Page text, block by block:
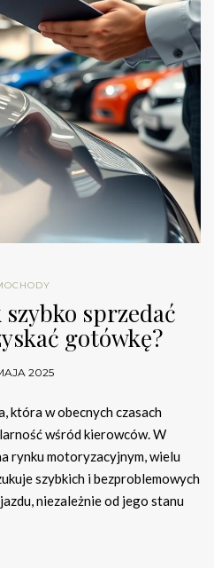
sprzedać
gotówkę?
2025
która w obecnych czasach
wśród kierowców. W
rynku motoryzacyjnym, wielu
szybkich i bezproblemowych
niezależnie od jego stanu